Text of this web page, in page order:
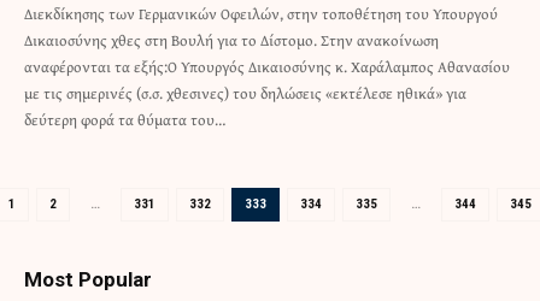
Διεκδίκησης των Γερμανικών Οφειλών, στην τοποθέτηση του Υπουργού
Δικαιοσύνης χθες στη Βουλή για το Δίστομο. Στην ανακοίνωση
αναφέρονται τα εξής:Ο Υπουργός Δικαιοσύνης κ. Χαράλαμπος Αθανασίου
με τις σημερινές (σ.σ. χθεσινες) του δηλώσεις «εκτέλεσε ηθικά» για
δεύτερη φορά τα θύματα του…
1 2 … 331 332 333 334 335 … 344 345
Most Popular